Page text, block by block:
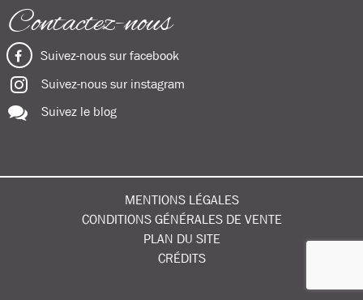
Contactez-nous
Suivez-nous sur facebook
Suivez-nous sur instagram
Suivez le blog
MENTIONS LÉGALES
CONDITIONS GÉNÉRALES DE VENTE
PLAN DU SITE
CRÉDITS